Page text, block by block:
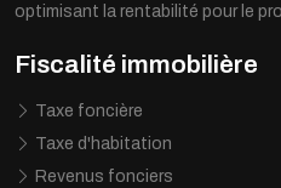
optimisant la rentabilité pour le
Fiscalité immobilière
Taxe foncière
Taxe d'habitation
Revenus fonciers